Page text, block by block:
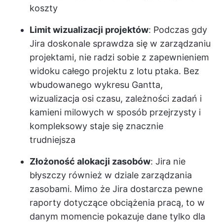
koszty
Limit wizualizacji projektów: Podczas gdy
Jira doskonale sprawdza się w zarządzaniu
projektami, nie radzi sobie z zapewnieniem
widoku całego projektu z lotu ptaka. Bez
wbudowanego wykresu Gantta,
wizualizacja osi czasu, zależności zadań i
kamieni milowych w sposób przejrzysty i
kompleksowy staje się znacznie
trudniejsza
Złożoność alokacji zasobów: Jira nie
błyszczy również w dziale zarządzania
zasobami. Mimo że Jira dostarcza pewne
raporty dotyczące obciążenia pracą, to w
danym momencie pokazuje dane tylko dla